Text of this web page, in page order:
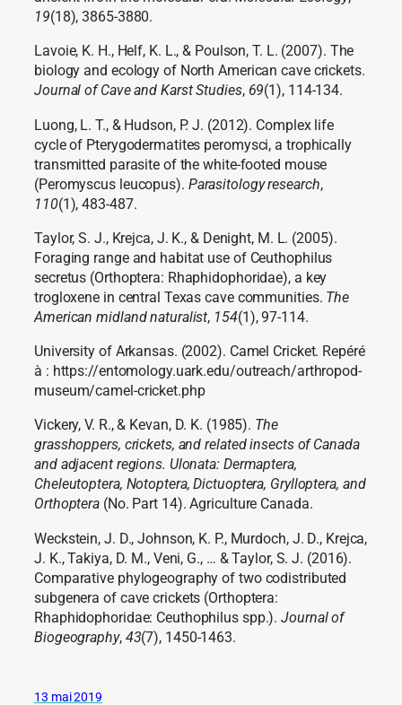
19(18), 3865-3880.
Lavoie, K. H., Helf, K. L., & Poulson, T. L. (2007). The
biology and ecology of North American cave crickets.
Journal of Cave and Karst Studies, 69(1), 114-134.
Luong, L. T., & Hudson, P. J. (2012). Complex life
cycle of Pterygodermatites peromysci, a trophically
transmitted parasite of the white-footed mouse
(Peromyscus leucopus). Parasitology research,
110(1), 483-487.
Taylor, S. J., Krejca, J. K., & Denight, M. L. (2005).
Foraging range and habitat use of Ceuthophilus
secretus (Orthoptera: Rhaphidophoridae), a key
trogloxene in central Texas cave communities. The
American midland naturalist, 154(1), 97-114.
University of Arkansas. (2002). Camel Cricket. Repéré
à : https://entomology.uark.edu/outreach/arthropod-
museum/camel-cricket.php
Vickery, V. R., & Kevan, D. K. (1985). The
grasshoppers, crickets, and related insects of Canada
and adjacent regions. Ulonata: Dermaptera,
Cheleutoptera, Notoptera, Dictuoptera, Grylloptera, and
Orthoptera (No. Part 14). Agriculture Canada.
Weckstein, J. D., Johnson, K. P., Murdoch, J. D., Krejca,
J. K., Takiya, D. M., Veni, G., … & Taylor, S. J. (2016).
Comparative phylogeography of two codistributed
subgenera of cave crickets (Orthoptera:
Rhaphidophoridae: Ceuthophilus spp.).Journal of
Biogeography, 43(7), 1450-1463.
13 mai 2019